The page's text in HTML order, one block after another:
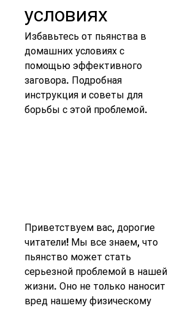
условиях
Избавьтесь от пьянства в
домашних условиях с
помощью эффективного
заговора. Подробная
инструкция и советы для
борьбы с этой проблемой.
Приветствуем вас, дорогие
читатели! Мы все знаем, что
пьянство может стать
серьезной проблемой в нашей
жизни. Оно не только наносит
вред нашему физическому